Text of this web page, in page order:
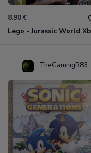
8.90 €
TheGamingR83